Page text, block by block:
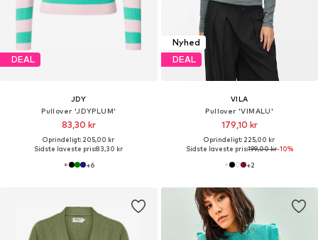
DEAL
JDY
Pullover 'JDYPLUM'
83,30 kr
Oprindeligt: 205,00 kr
Sidste laveste pris:83,30 kr
+6
Nyhed
DEAL
VILA
Pullover 'VIMALU'
179,10 kr
Oprindeligt: 225,00 kr
Sidste laveste pris:199,00 kr-10%
+2